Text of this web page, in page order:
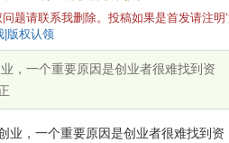
题请联系我删除。投稿如果是首发请注明
|版权认领
，一个重要原因是创业者很难找到资
，一个重要原因是创业者很难找到资